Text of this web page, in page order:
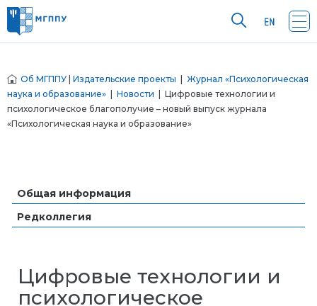
Об МГППУ Издательские проекты
Журнал «Психологическая
наука и образование»
Новости | Цифровые технологии и
психологическое благополучие – новый выпуск журнала
«Психологическая наука и образование»
Общая информация
Редколлегия
Цифровые технологии и
психологическое